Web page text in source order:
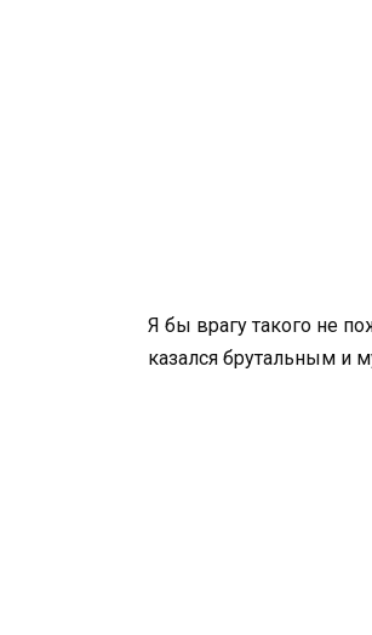
Я бы врагу такого не
казался брутальным и